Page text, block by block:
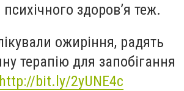
здоров’я теж.
ожиріння, радять
терапію для запобігання
http://bit.ly/2yUNE4c